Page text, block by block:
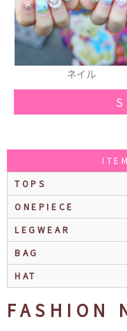
サンダル
TOPS
ONEPIECE
LEGWEAR
BAG
HAT
FASHION